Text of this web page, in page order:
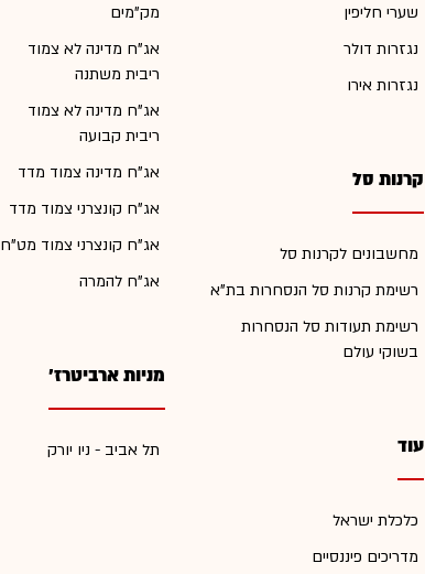
שערי חליפין
נגזרות דולר
נגזרות אירו
קרנות סל
מחשבונים לקרנות סל
רשימת קרנות סל הנסחרות בת"א
רשימת תעודות סל הנסחרות
בשוקי עולם
עוד
כלכלת ישראל
מדריכים פיננסיים
מק"מים
אג"ח מדינה לא צמוד
ריבית משתנה
אג"ח מדינה לא צמוד
ריבית קבועה
אג"ח מדינה צמוד מדד
אג"ח קונצרני צמוד מדד
אג"ח קונצרני צמוד מט"ח
אג"ח להמרה
מניות ארביטרז'
תל אביב - ניו יורק